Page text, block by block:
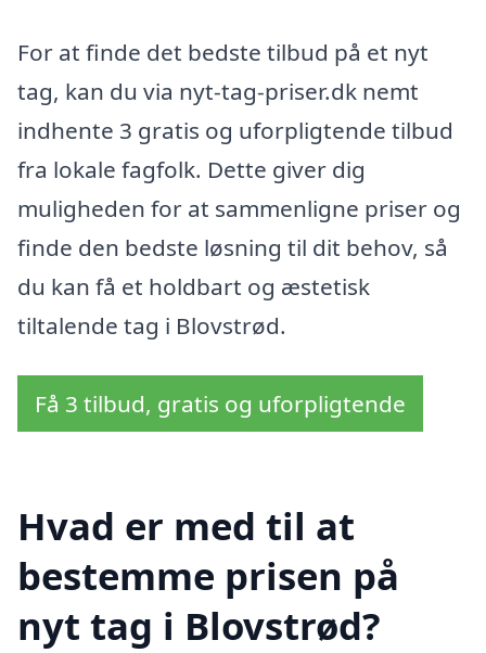
For at finde det bedste tilbud på et nyt
tag, kan du via nyt-tag-priser.dk nemt
indhente 3 gratis og uforpligtende tilbud
fra lokale fagfolk. Dette giver dig
muligheden for at sammenligne priser og
finde den bedste løsning til dit behov, så
du kan få et holdbart og æstetisk
tiltalende tag i Blovstrød.
Få 3 tilbud, gratis og uforpligtende
Hvad er med til at
bestemme prisen på
nyt tag i Blovstrød?